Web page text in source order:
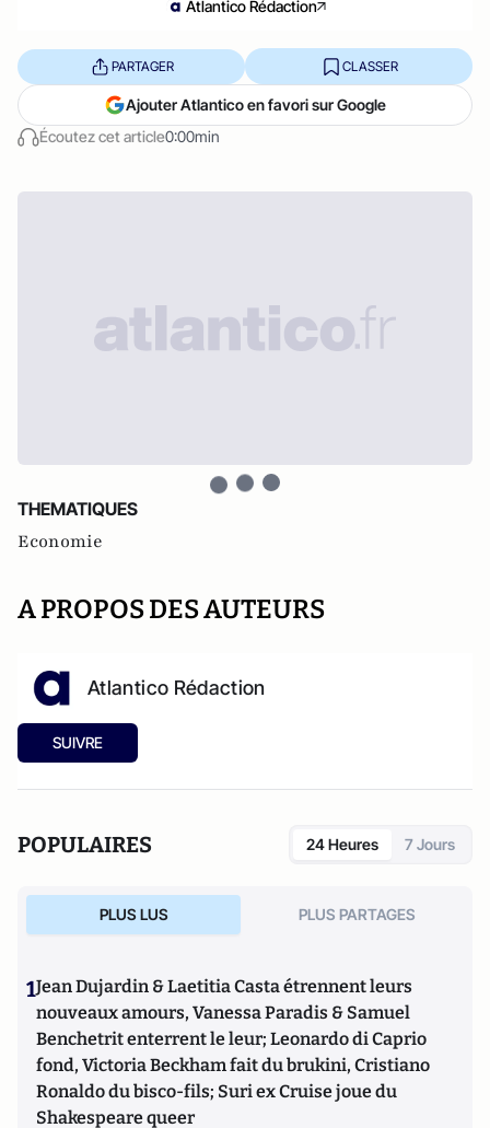
Atlantico Rédaction
Écoutez cet article0:00min
PARTAGER CLASSER
Ajouter Atlantico en favori sur Google
THEMATIQUES
Economie
A PROPOS DES AUTEURS
Atlantico Rédaction
SUIVRE
POPULAIRES 24 Heures 7 Jours
PLUS LUS PLUS PARTAGES
1Jean Dujardin & Laetitia Casta étrennent leurs
nouveaux amours, Vanessa Paradis & Samuel
Benchetrit enterrent le leur; Leonardo di Caprio
fond, Victoria Beckham fait du brukini, Cristiano
Ronaldo du bisco-fils; Suri ex Cruise joue du
Shakespeare queer